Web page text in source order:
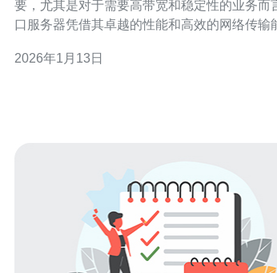
要，尤其是对于需要高带宽和稳定性的业务而
口服务器凭借其卓越的性能和高效的网络传输
点，并提供最佳、最便宜的选购建议，帮助您
2026年1月13日